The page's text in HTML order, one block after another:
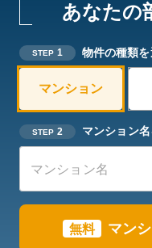
あなたの
STEP 1 物件の種類
マンション
STEP 2 マンション
無料 マン